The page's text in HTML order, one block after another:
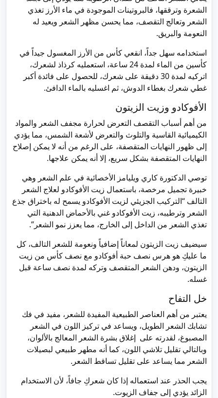
الشعرة وترققها، فالبروتينات الموجودة في ماء الأرز تغذي
الشعر وتعالج التقصف، مما يحسن مظهر الشعر ويعيد له
النعومة والبريق.
استخدامه سهل جداً، انقعي كأس من الأرز المغسول جيداً في
كأسين من الماء لمدة 24 ساعة، استعمليه كرذاذ لشعرك،
اتركيه لمدة 30 دقيقة على شعرك، للحصول على فائدة أكبر
غطي شعرك بغطاء الدوش، ثم اغسليه بالماء الدافئ.
الأفوكادو وزيت الزيتون
من أهم أسباب التقصف التعرض لحرارة مجفف الشعر والمواد
الكيميائية القاسية والتلوث والتعرض لأشعة الشمس، مما يؤدي
إلى ظهور النهايات المتقصفة، على الرغم من أنه لا يمكن إصلاح
النهايات المتقصفة بشكل سريع، إلا أنه يمكن علاجها.
توصي الدكتورة كاري ويليامز الأخصائية في علم الشعر وهي
خبيرة تجميل مرخصة، باستعمال زيت الأفوكادو لعلاج الشعر
التالف “التركيب الجزيئي لزيت الأفوكادو يسمح له باختراق جذع
الشعر وترطيبه، زيت الأفوكادو غني بالأحماض الدهنية التي
تغذي الشعر من الداخل إلى الخارج، مما يعزز نمو الشعر”.
سيضيف زيت الزيتون لمعاناً إضافياً ونعومة للشعر التالف، كل
ما عليكِ هو هرس نصف حبة أفوكادو مع نصف كأس من زيت
الزيتون، ودهن الشعر المتقصف وتركه لمدة نصف ساعة قبل
غسله.
خل التفاح
يعتبر من أهم العناصر الطبيعية المفيدة للشعر، مفيد في فك
تشابك الشعر الطويل، ويساعد في تركيز اللون في الشعر
المصبوغ، لقدرته على إغلاق بشرة الشعر المعالج بالألوان،
وبالتالي تقليل تلاشي اللون، كما أنه مطهر طبيعي لبصيلات
الشعر مما يساعد على تقليل تساقط الشعر.
يجب الحذر عند استعماله إذا كان شعركِ جافاً، لأن الاستخدام
الزائد يؤدي إلى جفاف الزيوت.